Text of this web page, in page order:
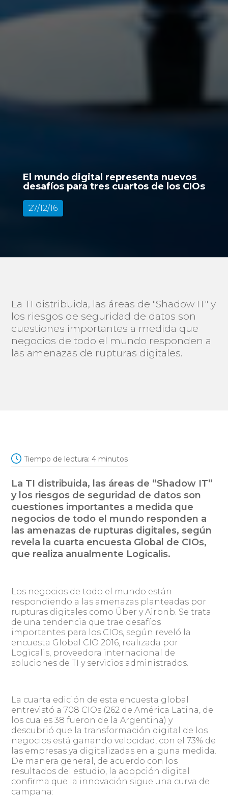
El mundo digital representa nuevos
desafíos para tres cuartos de los CIOs
27/12/16
La TI distribuida, las áreas de "Shadow IT" y
los riesgos de seguridad de datos son
cuestiones importantes a medida que
negocios de todo el mundo responden a
las amenazas de rupturas digitales.
Tiempo de lectura: 4 minutos
La TI distribuida, las áreas de “Shadow IT”
y los riesgos de seguridad de datos son
cuestiones importantes a medida que
negocios de todo el mundo responden a
las amenazas de rupturas digitales, según
revela la cuarta encuesta Global de CIOs,
que realiza anualmente Logicalis.
Los negocios de todo el mundo están
respondiendo a las amenazas planteadas por
rupturas digitales como Über y Airbnb. Se trata
de una tendencia que trae desafíos
importantes para los CIOs, según reveló la
encuesta Global CIO 2016, realizada por
Logicalis, proveedora internacional de
soluciones de TI y servicios administrados.
La cuarta edición de esta encuesta global
entrevistó a 708 CIOs (262 de América Latina, de
los cuales 38 fueron de la Argentina) y
descubrió que la transformación digital de los
negocios está ganando velocidad, con el 73% de
las empresas ya digitalizadas en alguna medida.
De manera general, de acuerdo con los
resultados del estudio, la adopción digital
confirma que la innovación sigue una curva de
campana: